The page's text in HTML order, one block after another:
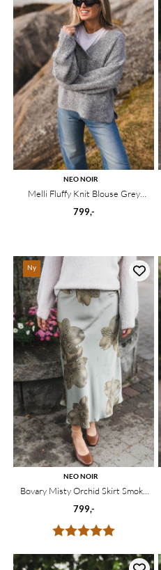
NEO NOIR
Melli Fluffy Knit Blouse Grey
Melange
799,-
Ny
Karakter:
NEO NOIR
Bovary Misty Orchid Skirt Smoke
Green
799,-